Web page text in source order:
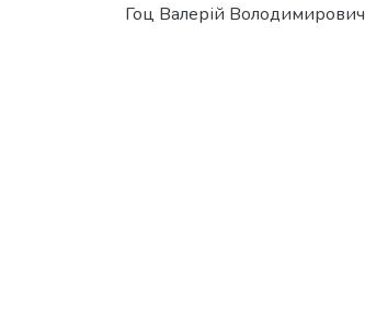
Гоц Валерій Володимирович